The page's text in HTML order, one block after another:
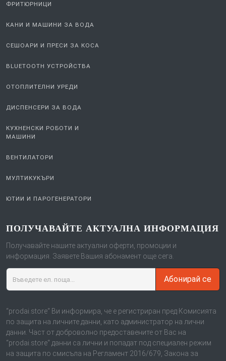
ФРИТЮРНИЦИ
КАНИ И МАШИНИ ЗА ВОДА
СЕШОАРИ И ПРЕСИ ЗА КОСА
BLUETOOTH УСТРОЙСТВА
ОТОПЛИТЕЛНИ УРЕДИ
ДИСПЕНСЕРИ ЗА ВОДА
КУХНЕНСКИ РОБОТИ И
МАШИНИ
ВЕНТИЛАТОРИ
МУЛТИКУКЪРИ
ЮТИИ И ПАРОГЕНЕРАТОРИ
ПОЛУЧАВАЙТЕ АКТУАЛНА ИНФОРМАЦИЯ
Получавайте нашите актуални оферти, промоции и
информация. Заявете Вашия абонамент още сега.
Абонирай се
“prodai.store“ Ви информира, че е регистриран пред Комисията
по защита на личните данни, като администратор на лични
данни. Част от доброволно предоставените от Вас на
“prodai.store“ данни са лични и попадат под специален режим
на защита по смисъла на Регламент 2016/679, Закона за